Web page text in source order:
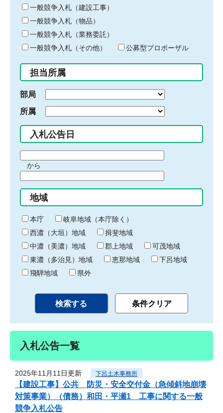
キ
ー
ワ
ー
ド
入
力
一般競争入札（建設工事）
一般競争入札（物品）
一般競争入札（業務委託）
一般競争入札（その他）
公募型プロポーザル
担当所属
部局
所属
入札公告日
間
始
り
から
間
終
わ
り
地域
本庁
岐阜地域（本庁除く）
西濃（大垣）地域
揖斐地域
中濃（美濃）地域
郡上地域
可茂地域
東濃（多治見）地域
恵那地域
下呂地域
飛騨地域
県外
入札公告一覧
2025年11月11日更新 下呂土木事務所
【建設工事】公共 防災・安全交付金（急傾斜地崩壊
対策事業）（債務）和田・平瀬1 工事に関する一般
競争入札公告